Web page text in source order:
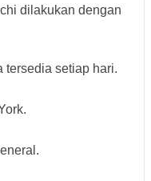
dilakukan dengan
tersedia setiap hari.